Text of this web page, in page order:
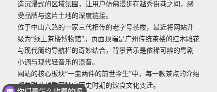
造沉浸式的区域氛围，让用户仿佛漫步在越秀街巷之间，感
受品牌与这片土地的深度链接。
位于中山六路的一家三代相传的老字号茶楼，最近将网站升
级为“线上茶楼博物馆”。页面顶端是广州传统茶楼的红木雕花
与现代简约导航栏的奇妙结合，背景音乐是依稀可辨的粤剧
小调与现代轻音乐的混音。
网站的核心板块“一盅两件的前世今生”中，每一款茶点的介绍
都关联着越秀区特定历史时期的饮食文化变迁。
你们是怎么收费的呢